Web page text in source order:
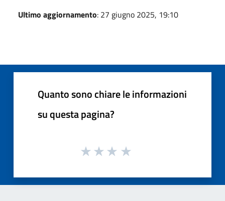
Ultimo aggiornamento: 27 giugno 2025, 19:10
Quanto sono chiare le informazioni
su questa pagina?